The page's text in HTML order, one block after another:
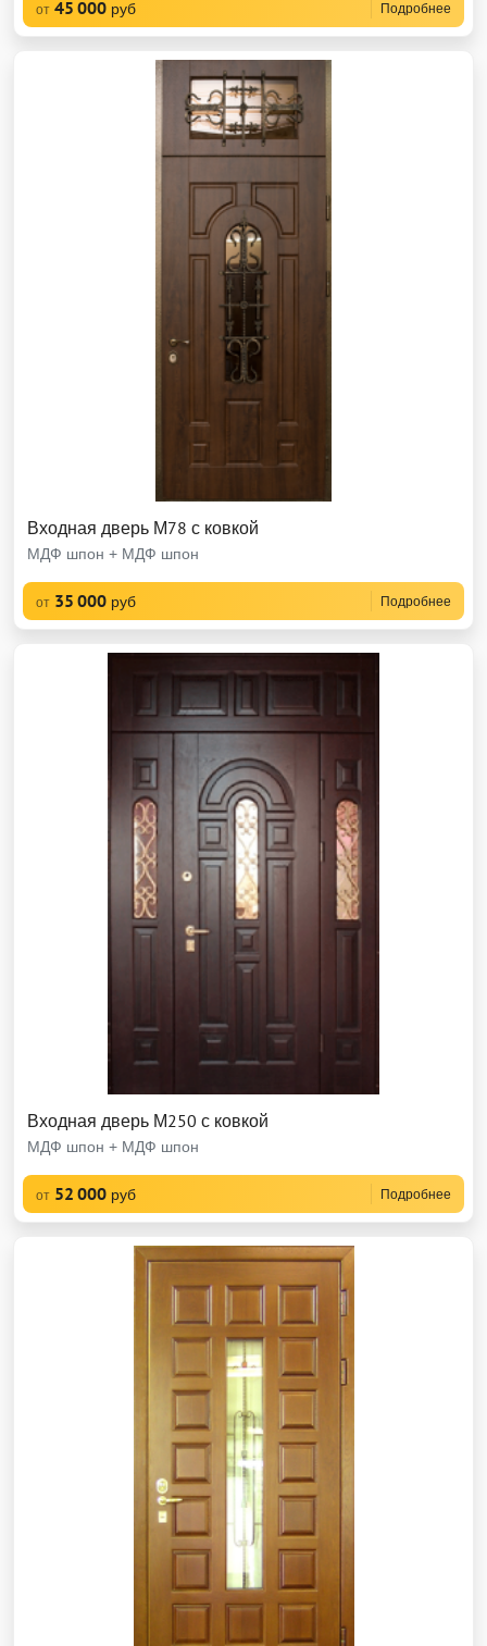
от 45 000 руб Подробнее
Входная дверь М78 с ковкой
МДФ шпон + МДФ шпон
от 35 000 руб Подробнее
Входная дверь М250 с ковкой
МДФ шпон + МДФ шпон
от 52 000 руб Подробнее